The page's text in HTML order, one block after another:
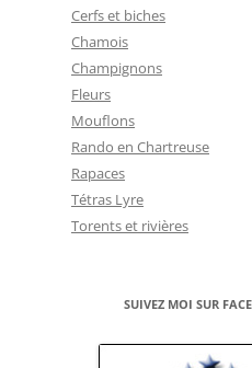
Cerfs et biches
Chamois
Champignons
Fleurs
Mouflons
Rando en Chartreuse
Rapaces
Tétras Lyre
Torents et rivières
SUIVEZ MOI SUR